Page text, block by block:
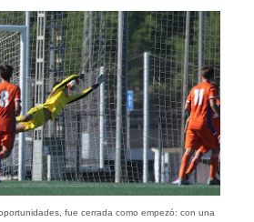
fue cerrada como empezó: con una